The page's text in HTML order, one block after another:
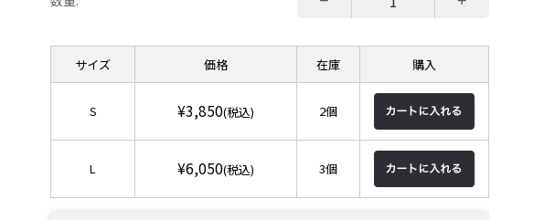
サイズ 価格 在庫 購入
S ¥3,850(税込) 2個
L ¥6,050(税込) 3個